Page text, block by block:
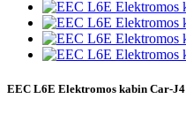
EEC L6E Elektromos kabin Car-J4